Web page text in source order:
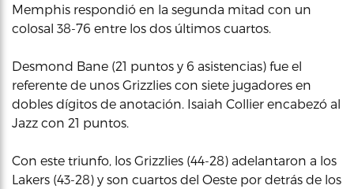
Memphis respondió en la segunda mitad con un
colosal 38-76 entre los dos últimos cuartos.
Desmond Bane (21 puntos y 6 asistencias) fue el
referente de unos Grizzlies con siete jugadores en
dobles dígitos de anotación. Isaiah Collier encabezó al
Jazz con 21 puntos.
Con este triunfo, los Grizzlies (44-28) adelantaron a los
Lakers (43-28) y son cuartos del Oeste por detrás de los